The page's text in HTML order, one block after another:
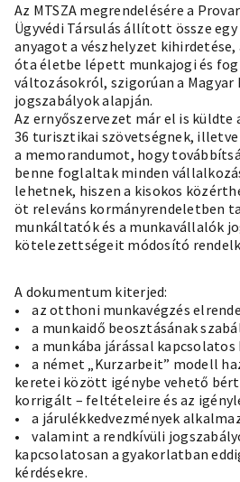
Az MTSZA megrendelésére a
Ügyvédi Társulás állított össze
anyagot a vészhelyzet kihirdetése,
óta életbe lépett munkajogi és
változásokról, szigorúan a
jogszabályok alapján.
Az ernyőszervezet már el is
36 turisztikai szövetségnek,
a memorandumot, hogy
benne foglaltak minden
lehetnek, hiszen a kisokos
öt releváns kormányrendeletben
munkáltatók és a munkavállalók
kötelezettségeit módosító
A dokumentum kiterjed:
• az otthoni munkavégzés
• a munkaidő beosztásának
• a munkába járással kapcsolatos
• a német „Kurzarbeit” modell
keretei között igénybe vehető
korrigált – feltételeire és az
• a járulékkedvezmények
• valamint a rendkívüli
kapcsolatosan a gyakorlatban
kérdésekre.